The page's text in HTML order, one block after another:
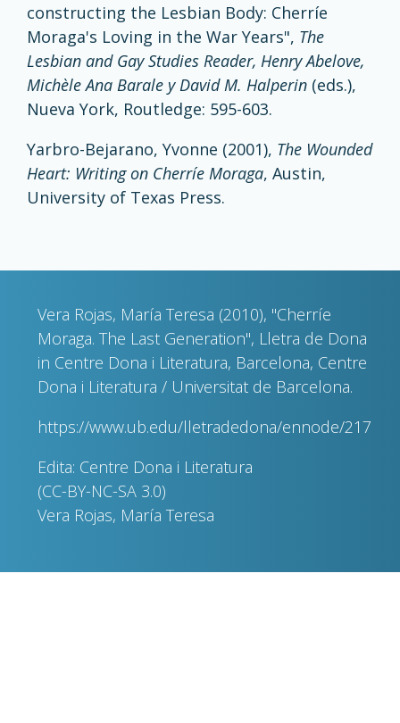
constructing the Lesbian Body: Cherríe
Moraga's Loving in the War Years", The
Lesbian and Gay Studies Reader, Henry Abelove,
Michèle Ana Barale y David M. Halperin (eds.),
Nueva York, Routledge: 595-603.
Yarbro-Bejarano, Yvonne (2001), The Wounded
Heart: Writing on Cherríe Moraga, Austin,
University of Texas Press.
Vera Rojas, María Teresa (2010), "Cherríe
Moraga. The Last Generation", Lletra de Dona
in Centre Dona i Literatura, Barcelona, Centre
Dona i Literatura / Universitat de Barcelona.
https://www.ub.edu/lletradedona/ennode/217
Edita: Centre Dona i Literatura
(CC-BY-NC-SA 3.0)
Vera Rojas, María Teresa